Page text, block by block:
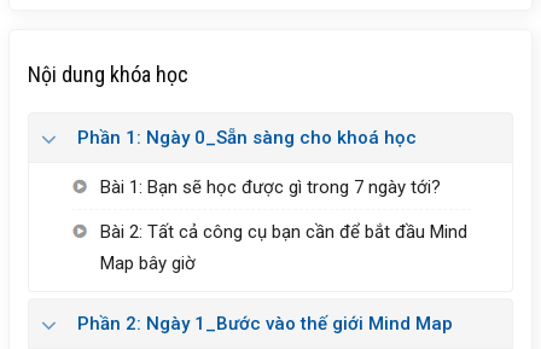
Nội dung khóa học
Phần 1: Ngày 0_Sẵn sàng cho khoá học
Bài 1: Bạn sẽ học được gì trong 7 ngày tới?
Bài 2: Tất cả công cụ bạn cần để bắt đầu Mind
Map bây giờ
Phần 2: Ngày 1_Bước vào thế giới Mind Map